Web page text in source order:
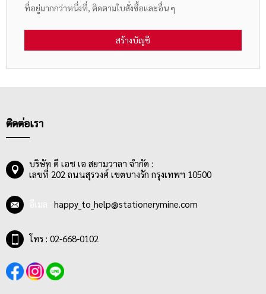
ที่อยู่มากกว่าหนึ่งที่, ติดตามใบสั่งซื้อและอื่น ๆ
สร้างบัญชี
ติดต่อเรา
บริษัท ดี เอช เอ สยามวาลา จำกัด :
เลขที่ 202 ถนนสุรวงศ์ เขตบางรัก กรุงเทพฯ 10500
happy_to_help@stationerymine.com
โทร : 02-668-0102